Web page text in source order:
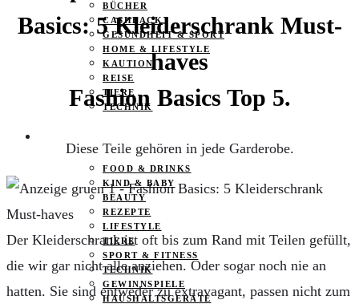
BÜCHER
CASHBACK
GESUNDHEIT & SPORT
HOME & LIFESTYLE
KAUTION
REISE
TIERE
TECHNIK
FOOD & DRINKS
KIND & BABY
BEAUTY
REZEPTE
LIFESTYLE
TIERE
SPORT & FITNESS
TECHNIK
GEWINNSPIELE
HAUSHALTSGERÄTE
Fashion Basics Top 5.
Diese Teile gehören in jede Garderobe.
Der Kleiderschrank ist oft bis zum Rand mit Teilen gefüllt,
die wir gar nicht alle anziehen. Oder sogar noch nie an
hatten. Sie sind entweder zu extravagant, passen nicht zum